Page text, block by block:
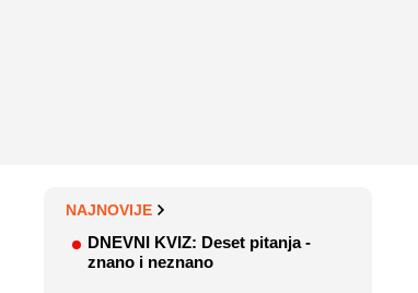
NAJNOVIJE
DNEVNI KVIZ: Deset pitanja -
znano i neznano